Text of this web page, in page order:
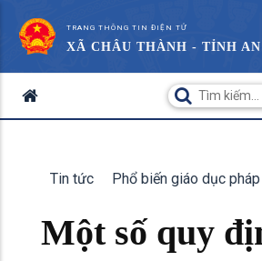
TRANG THÔNG TIN ĐIỆN TỬ
XÃ CHÂU THÀNH - TỈNH
Tin tức Phổ biến giáo dục
Một số quy